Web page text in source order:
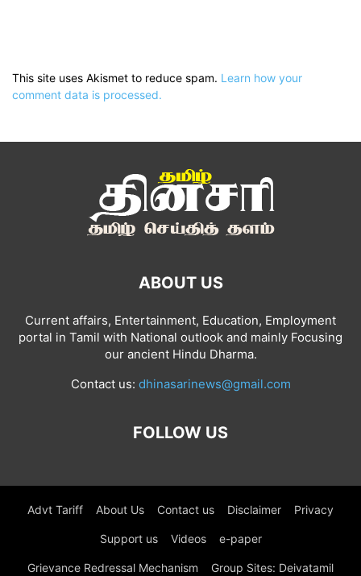
This site uses Akismet to reduce spam. Learn how your
comment data is processed.
ABOUT US
Current affairs, Entertainment, Education, Employment
portal in Tamil with National outlook and mainly Focusing
our ancient Hindu Dharma.
Contact us: dhinasarinews@gmail.com
FOLLOW US
Advt Tariff About Us Contact us Disclaimer Privacy
Support us Videos e-paper
Grievance Redressal Mechanism Group Sites: Deivatamil